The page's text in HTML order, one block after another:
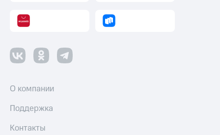
О компании
Поддержка
Контакты